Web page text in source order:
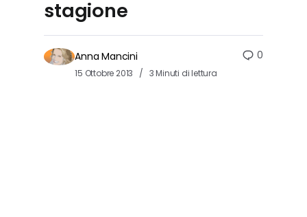
stagione
Anna Mancini
15 Ottobre 2013 3 Minuti di lettura
0